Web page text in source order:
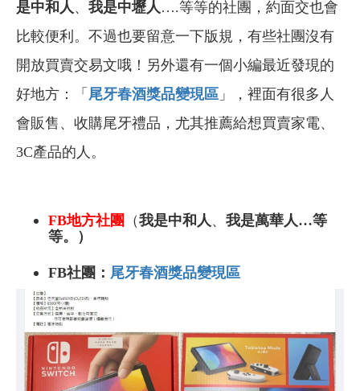
是中和人 、 我是中壢人 ….等等的社團，約面交也會
比較便利。不過也要留意一下版規，有些社團沒有
開放買賣交易文哦！另外還有一個小編最近發現的
好地方：「 尾牙春酒獎品變現區 」，裡面有很多人
會販售、收購尾牙禮品，尤其推薦給想買賣家電、
3C產品的人。
FB地方社團 （我是中和人 、 我是萬華人…等
等。）
FB社團： 尾牙春酒獎品變現區